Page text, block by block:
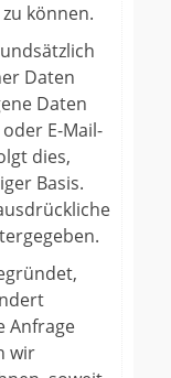
können.
Daten
Daten
E-Mail-
dies,
Basis.
Anfrage
wir